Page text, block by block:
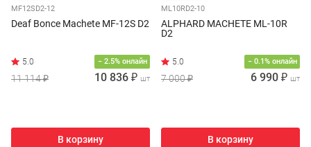
MF12SD2-12
Deaf Bonce Machete MF-12S D2
− 2.5% онлайн
11 114 ₽ 10 836 ₽ шт
В корзину
ML10RD2-10
ALPHARD MACHETE ML-10R
D2
− 0.1% онлайн
7 000 ₽ 6 990 ₽ шт
В корзину